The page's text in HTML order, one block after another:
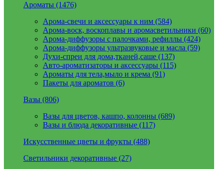
Ароматы (1476)
Арома-свечи и аксессуары к ним (584)
Арома-воск, воскоплавы и аромасветильники (60)
Арома-диффузоры с палочками, рефиллы (424)
Арома-диффузоры ультразвуковые и масла (59)
Духи-спреи для дома,тканей,саше (137)
Авто-ароматизаторы и аксессуары (115)
Ароматы для тела,мыло и крема (91)
Пакеты для ароматов (6)
Вазы (806)
Вазы для цветов, кашпо, колонны (689)
Вазы и блюда декоративные (117)
Искусственные цветы и фрукты (488)
Светильники декоративные (27)